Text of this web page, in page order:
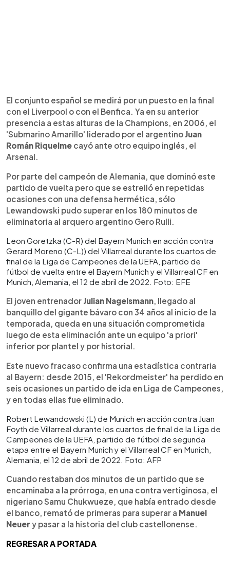
El conjunto español se medirá por un puesto en la final
con el Liverpool o con el Benfica. Ya en su anterior
presencia a estas alturas de la Champions, en 2006, el
'Submarino Amarillo' liderado por el argentino Juan
Román Riquelme cayó ante otro equipo inglés, el
Arsenal.
Por parte del campeón de Alemania, que dominó este
partido de vuelta pero que se estrelló en repetidas
ocasiones con una defensa hermética, sólo
Lewandowski pudo superar en los 180 minutos de
eliminatoria al arquero argentino Gero Rulli.
Leon Goretzka (C-R) del Bayern Munich en acción contra
Gerard Moreno (C-L)) del Villarreal durante los cuartos de
final de la Liga de Campeones de la UEFA, partido de
fútbol de vuelta entre el Bayern Munich y el Villarreal CF en
Munich, Alemania, el 12 de abril de 2022. Foto: EFE
El joven entrenador Julian Nagelsmann, llegado al
banquillo del gigante bávaro con 34 años al inicio de la
temporada, queda en una situación comprometida
luego de esta eliminación ante un equipo 'a priori'
inferior por plantel y por historial.
Este nuevo fracaso confirma una estadística contraria
al Bayern: desde 2015, el 'Rekordmeister' ha perdido en
seis ocasiones un partido de ida en Liga de Campeones,
y en todas ellas fue eliminado.
Robert Lewandowski (L) de Munich en acción contra Juan
Foyth de Villarreal durante los cuartos de final de la Liga de
Campeones de la UEFA, partido de fútbol de segunda
etapa entre el Bayern Munich y el Villarreal CF en Munich,
Alemania, el 12 de abril de 2022. Foto: AFP
Cuando restaban dos minutos de un partido que se
encaminaba a la prórroga, en una contra vertiginosa, el
nigeriano Samu Chukwueze, que había entrado desde
el banco, remató de primeras para superar a Manuel
Neuer y pasar a la historia del club castellonense.
REGRESAR A PORTADA